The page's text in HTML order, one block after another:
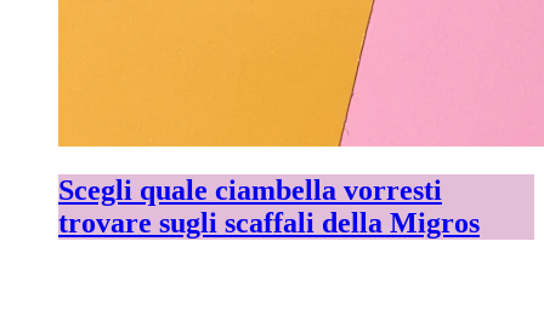
Scegli quale ciambella vorresti
trovare sugli scaffali della Migros